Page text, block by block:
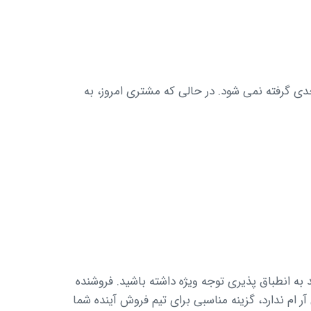
گرفته نمی شود. در حالی که مشتری امروز، به
به انطباق پذیری توجه ویژه داشته باشید. فروشنده
ندارد، گزینه مناسبی برای تیم فروش آینده شما